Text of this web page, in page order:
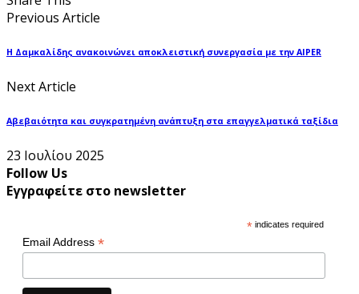
Previous Article
Η Δαμκαλίδης ανακοινώνει αποκλειστική συνεργασία με την ΑIPER
Next Article
Αβεβαιότητα και συγκρατημένη ανάπτυξη στα επαγγελματικά ταξίδια
23 Ιουλίου 2025
Follow Us
Εγγραφείτε στο newsletter
* indicates required
Email Address *